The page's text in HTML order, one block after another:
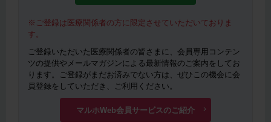
※ご登録は医療関係者の方に限定させていただいておりま
す。
ご登録いただいた医療関係者の皆さまに、会員専用コンテン
ツの提供やメールマガジンによる最新情報のご案内をしてお
ります。ご登録がまだお済みでない方は、ぜひこの機会に会
員登録をしていただき、ご利用ください。
マルホWeb会員サービスのご紹介